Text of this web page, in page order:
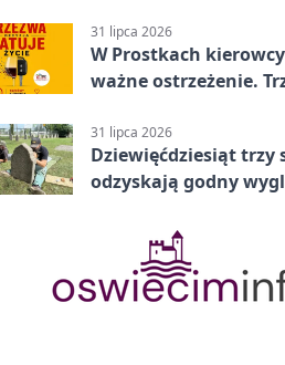
31 lipca 2026
W Prostkach
ważne ostrzeżenie.
31 lipca 2026
Dziewięćdziesiąt trzy
odzyskają godny